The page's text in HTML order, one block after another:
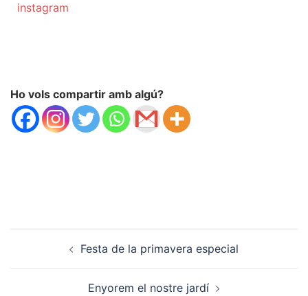
instagram
Ho vols compartir amb algú?
Festa de la primavera especial
Enyorem el nostre jardí